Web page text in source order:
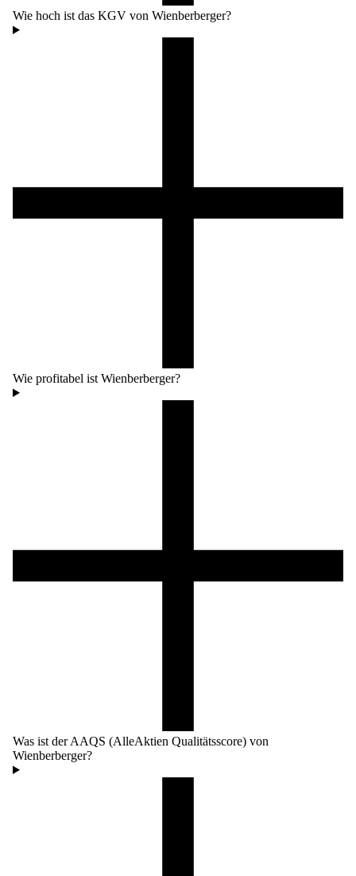
Wie hoch ist das KGV von Wienberberger?
Wie profitabel ist Wienberberger?
Was ist der AAQS (AlleAktien Qualitätsscore) von
Wienberberger?